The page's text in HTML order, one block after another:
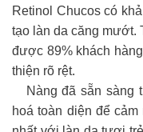
Retinol Chucos có
tạo làn da căng mướt.
được 89% khách
thiện rõ rệt.
Nàng đã sẵn sàng
hoá toàn diện để